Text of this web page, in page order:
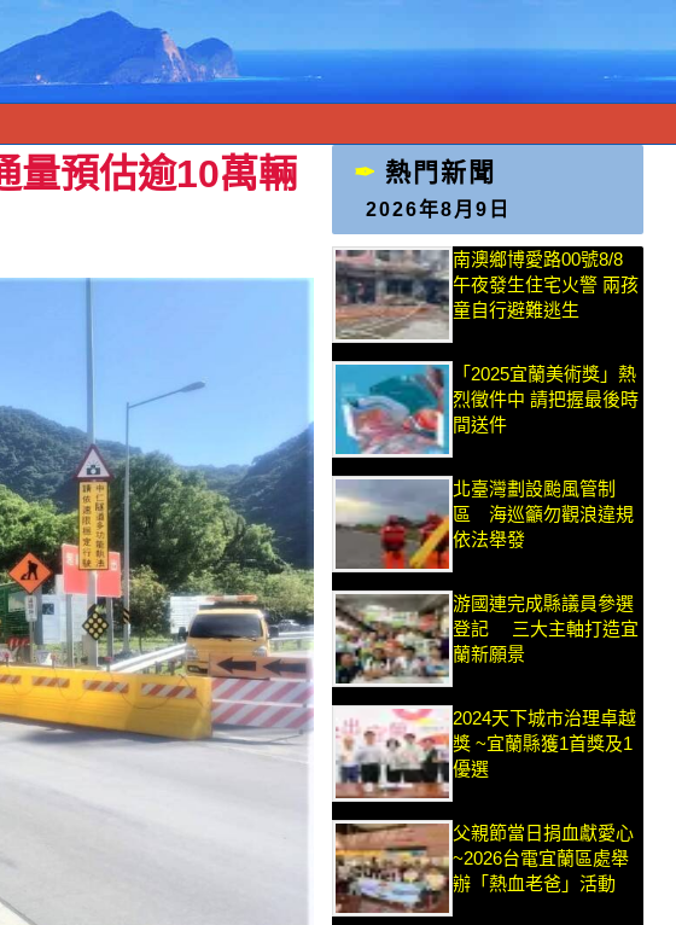
量預估逾10萬輛
熱門新聞
2026年8月9日
南澳鄉博愛路00號8/8
午夜發生住宅火警 兩孩
童自行避難逃生
「2025宜蘭美術獎」熱
烈徵件中 請把握最後時
間送件
北臺灣劃設颱風管制
區 海巡籲勿觀浪違規
依法舉發
游國連完成縣議員參選
登記 三大主軸打造宜
蘭新願景
2024天下城市治理卓越
獎 ~宜蘭縣獲1首獎及1
優選
父親節當日捐血獻愛心
~2026台電宜蘭區處舉
辦「熱血老爸」活動